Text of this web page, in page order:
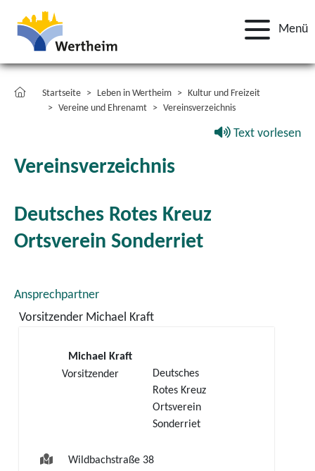
Menü
Startseite Leben in Wertheim
Kultur und Freizeit
Vereine und Ehrenamt
Vereinsverzeichnis
Text vorlesen
Vereinsverzeichnis
Deutsches Rotes Kreuz
Ortsverein Sonderriet
Ansprechpartner
Vorsitzender Michael Kraft
Vorsitzender
Michael
Kraft
Deutsches
Rotes Kreuz
Ortsverein
Sonderriet
Wildbachstraße 38